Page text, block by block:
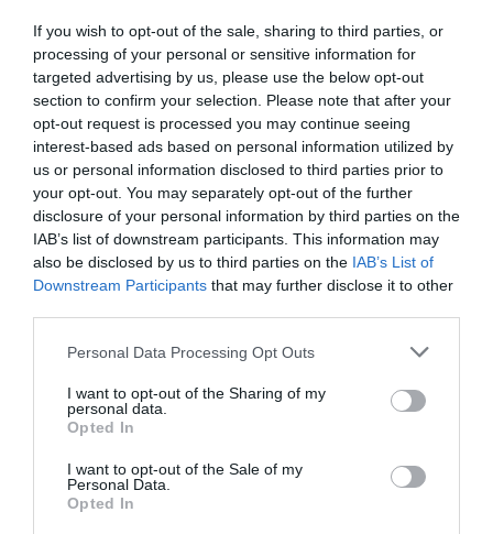
If you wish to opt-out of the sale, sharing to third parties, or
processing of your personal or sensitive information for
targeted advertising by us, please use the below opt-out
section to confirm your selection. Please note that after your
opt-out request is processed you may continue seeing
interest-based ads based on personal information utilized by
us or personal information disclosed to third parties prior to
your opt-out. You may separately opt-out of the further
disclosure of your personal information by third parties on the
IAB’s list of downstream participants. This information may
also be disclosed by us to third parties on the IAB’s List of
Downstream Participants that may further disclose it to other
Personal Data Processing Opt Outs
I want to opt-out of the Sharing of my
personal data.
Opted In
I want to opt-out of the Sale of my
Personal Data.
Opted In
personnes ayant du pain au congélateur doivent
connaître ces recommandations pour éviter le
gaspillage et préserver la saveur.
Thomas Sotto dévoile sa brasserie parisienne
préférée abordable
Le secret du bistrot préféré de Cyril Lignac enfin
dévoilé
Laisser un commentaire
Votre adresse e-mail ne sera pas publiée.
Commentaire